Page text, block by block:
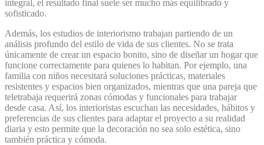
integral, el resultado final suele ser mucho más equilibrado y
sofisticado.
Además, los estudios de interiorismo trabajan partiendo de un
análisis profundo del estilo de vida de sus clientes. No se trata
únicamente de crear un espacio bonito, sino de diseñar un hogar que
funcione correctamente para quienes lo habitan. Por ejemplo, una
familia con niños necesitará soluciones prácticas, materiales
resistentes y espacios bien organizados, mientras que una pareja que
teletrabaja requerirá zonas cómodas y funcionales para trabajar
desde casa. Así, los interioristas escuchan las necesidades, hábitos y
preferencias de sus clientes para adaptar el proyecto a su realidad
diaria y esto permite que la decoración no sea solo estética, sino
también práctica y cómoda.